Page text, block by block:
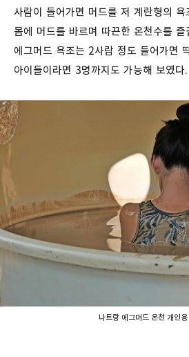
사람이 들어가면 머드를 저 계란형의
몸에 머드를 바르며 따끈한 온천수를 즐
에그머드 욕조는 2사람 정도 들어가면
아이들이라면 3명까지도 가능해 보였다.
나트랑 에그머드 온천 개인